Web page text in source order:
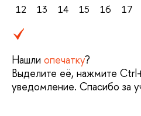
12
13 14 15 16 17
Нашли опечатку?
Выделите её, нажмите
уведомление. Спасибо за